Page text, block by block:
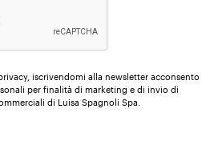
iscrivendomi alla newsletter acconsento
per finalità di marketing e di invio di
di Luisa Spagnoli Spa.